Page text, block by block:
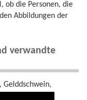
ob die Personen, die
Abbildungen der
verwandte
Gelddschwein,